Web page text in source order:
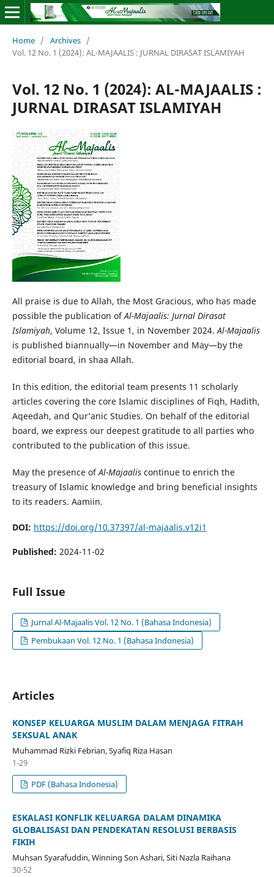
Home / Archives /
Vol. 12 No. 1 (2024): AL-MAJAALIS : JURNAL DIRASAT ISLAMIYAH
Vol. 12 No. 1 (2024): AL-MAJAALIS :
JURNAL DIRASAT ISLAMIYAH
All praise is due to Allah, the Most Gracious, who has made
possible the publication ofAl-Majaalis: Jurnal Dirasat
Islamiyah, Volume 12, Issue 1, in November 2024.Al-Majaalis
is published biannually—in November and May—by the
editorial board, in shaa Allah.
In this edition, the editorial team presents 11 scholarly
articles covering the core Islamic disciplines of Fiqh, Hadith,
Aqeedah, and Qur’anic Studies. On behalf of the editorial
board, we express our deepest gratitude to all parties who
contributed to the publication of this issue.
May the presence ofAl-Majaaliscontinue to enrich the
treasury of Islamic knowledge and bring beneficial insights
to its readers. Aamiin.
DOI: https://doi.org/10.37397/al-majaalis.v12i1
Published: 2024-11-02
Full Issue
Jurnal Al-Majaalis Vol. 12 No. 1 (Bahasa Indonesia)
Pembukaan Vol. 12 No. 1 (Bahasa Indonesia)
Articles
KONSEP KELUARGA MUSLIM DALAM MENJAGA FITRAH
SEKSUAL ANAK
Muhammad Rizki Febrian, Syafiq Riza Hasan
1-29
PDF (Bahasa Indonesia)
ESKALASI KONFLIK KELUARGA DALAM DINAMIKA
GLOBALISASI DAN PENDEKATAN RESOLUSI BERBASIS
FIKIH
Muhsan Syarafuddin, Winning Son Ashari, Siti Nazla Raihana
30-52